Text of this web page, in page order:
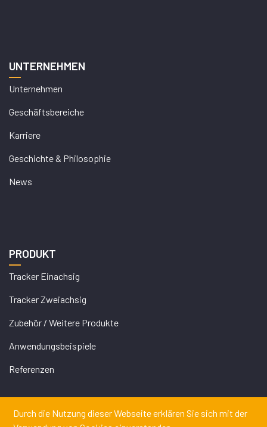
UNTERNEHMEN
Unternehmen
Geschäftsbereiche
Karriere
Geschichte & Philosophie
News
PRODUKT
Tracker Einachsig
Tracker Zweiachsig
Zubehör / Weitere Produkte
Anwendungsbeispiele
Referenzen
Durch die Nutzung dieser Webseite erklären Sie sich mit der